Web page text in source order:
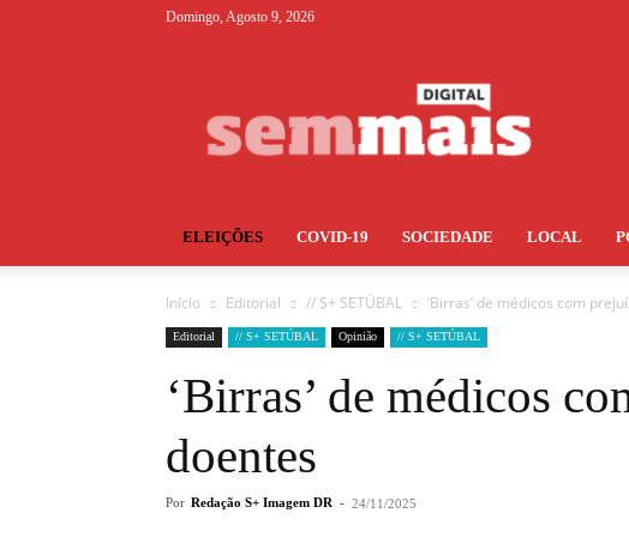
Domingo, Agosto 9, 2026
ELEIÇÕES COVID-19 SOCIEDADE LOCAL
Início Editorial // S+ SETÚBAL ‘Birras’ de médicos com
Editorial // S+ SETÚBAL Opinião // S+ SETÚBAL
‘Birras’ de médicos
doentes
Por Redação S+ Imagem DR - 24/11/2025